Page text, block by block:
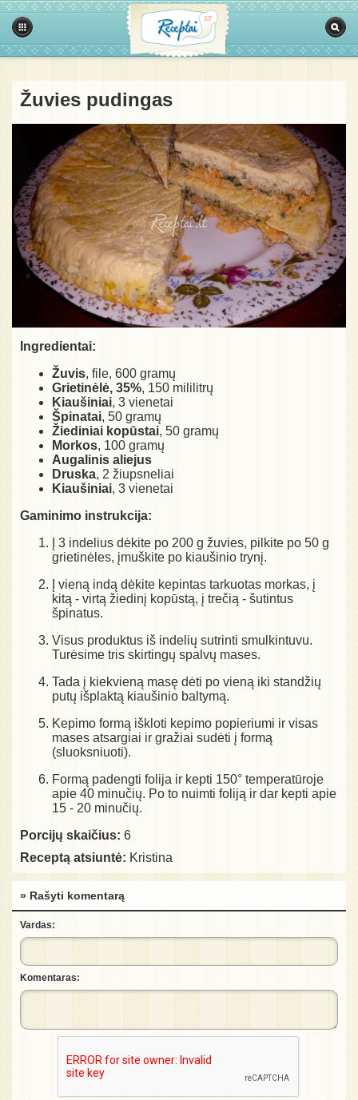
Žuvies pudingas
Ingredientai:
Žuvis, file, 600 gramų
Grietinėlė, 35%, 150 mililitrų
Kiaušiniai, 3 vienetai
Špinatai, 50 gramų
Žiediniai kopūstai, 50 gramų
Morkos, 100 gramų
Augalinis aliejus
Druska, 2 žiupsneliai
Kiaušiniai, 3 vienetai
Gaminimo instrukcija:
Į 3 indelius dėkite po 200 g žuvies, pilkite po 50 g
grietinėles, įmuškite po kiaušinio trynį.
Į vieną indą dėkite kepintas tarkuotas morkas, į
kitą - virtą žiedinį kopūstą, į trečią - šutintus
špinatus.
Visus produktus iš indelių sutrinti smulkintuvu.
Turėsime tris skirtingų spalvų mases.
Tada į kiekvieną masę dėti po vieną iki standžių
putų išplaktą kiaušinio baltymą.
Kepimo formą iškloti kepimo popieriumi ir visas
mases atsargiai ir gražiai sudėti į formą
(sluoksniuoti).
Formą padengti folija ir kepti 150° temperatūroje
apie 40 minučių. Po to nuimti foliją ir dar kepti apie
15 - 20 minučių.
Porcijų skaičius: 6
Receptą atsiuntė: Kristina
» Rašyti komentarą
Vardas:
Komentaras: